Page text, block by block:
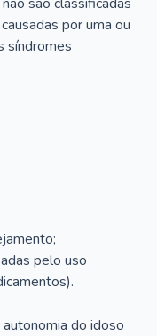
por uma ou
síndromes
pelo uso
do idoso